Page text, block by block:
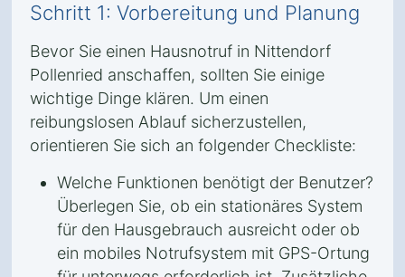
Schritt 1: Vorbereitung und Planung
Bevor Sie einen Hausnotruf in Nittendorf
Pollenried anschaffen, sollten Sie einige
wichtige Dinge klären. Um einen
reibungslosen Ablauf sicherzustellen,
orientieren Sie sich an folgender Checkliste:
Welche Funktionen benötigt der Benutzer?
Überlegen Sie, ob ein stationäres System
für den Hausgebrauch ausreicht oder ob
ein mobiles Notrufsystem mit GPS-Ortung